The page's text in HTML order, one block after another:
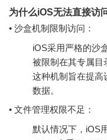
为什么iOS无法直接访
• 沙盒机制限制访问：
iOS采用严格的沙
被限制在其专属目
这种机制旨在提高
数据。
• 文件管理权限不足：
默认情况下，iOS